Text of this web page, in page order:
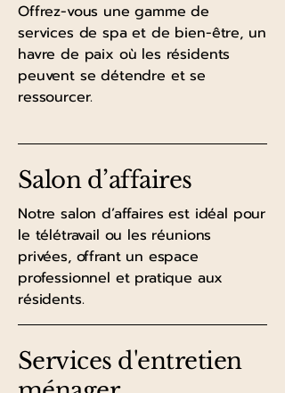
Offrez-vous une gamme de
services de spa et de bien-être, un
havre de paix où les résidents
peuvent se détendre et se
ressourcer.
Salon d’affaires
Notre salon d’affaires est idéal pour
le télétravail ou les réunions
privées, offrant un espace
professionnel et pratique aux
résidents.
Services d'entretien